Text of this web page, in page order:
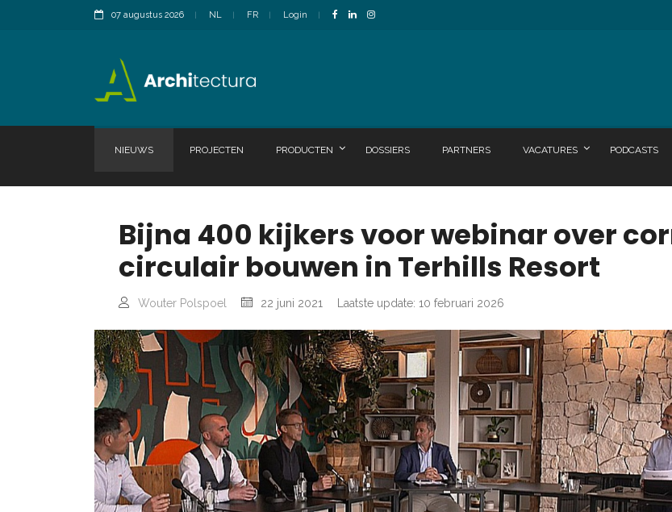
07 augustus 2026 NL FR Login
NIEUWS PROJECTEN PRODUCTEN DOSSIERS PARTNERS VACATURES PODCASTS
Bijna 400 kijkers voor webinar over
circulair bouwen in Terhills Resort
Wouter Polspoel 22 juni 2021 Laatste update: 10 februari 2026